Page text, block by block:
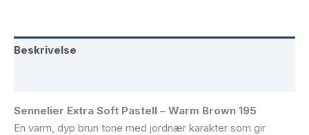
Beskrivelse
Sennelier Extra Soft Pastell – Warm Brown 195
En varm, dyp brun tone med jordnær karakter som gir